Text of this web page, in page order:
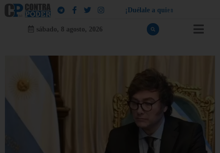
¡ Dué a e a quie n
sábado, 8 agosto, 2026